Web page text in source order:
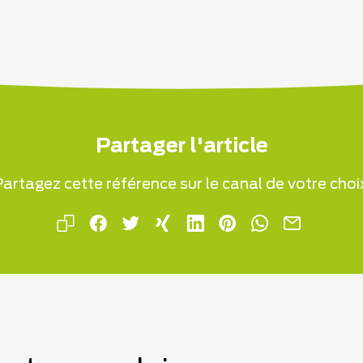
Partager l'article
cette référence sur le canal de votre